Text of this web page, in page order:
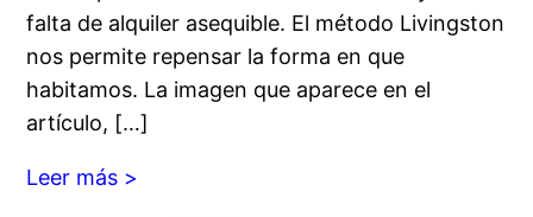
falta de alquiler asequible. El método Livingston
nos permite repensar la forma en que
habitamos. La imagen que aparece en el
artículo, […]
Leer más >